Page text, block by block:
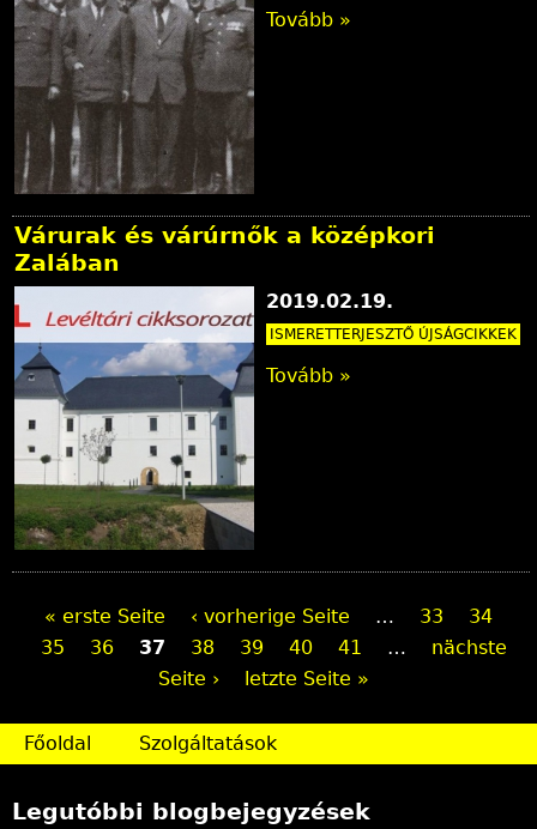
Tovább »
Várurak és várúrnők a középkori
Zalában
2019.02.19.
ISMERETTERJESZTŐ ÚJSÁGCIKKEK
Tovább »
e
« erste Seite ‹ vorherige Seite … 33
34
35
36 37 38 39 40 41 …
nächste
Seite ›
letzte Seite »
Főoldal Szolgáltatások
Legutóbbi blogbejegyzések